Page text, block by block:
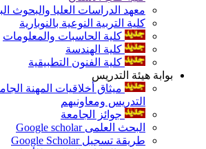
معهد الدراسات العليا والبحوث
كلية التربية النوعية بالنوبارية
كلية الحاسبات والمعلومات
كلية الهندسة
كلية الفنون التطبيقية
بوابة هيئة التدريس
ميثاق أخلاقيات المهنة
التدريس ومعاونيهم
جوائز الجامعة
البحث العلمى Google scholar
طريقة تسجيل Google Scholar